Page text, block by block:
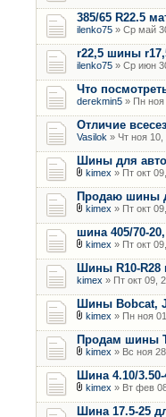
385/65 R22.5
ilenko75 » Ср май
r22,5 шины
ilenko75 » Ср июн
Что
derekmin5 » Пн ноя
Отличие
Vasilok » Чт ноя 10,
Шины для
kimex » Пт окт
Продаю шины
kimex » Пт окт
шина 405/70-
kimex » Пт окт
Шины R10-R28
kimex » Пт окт 09,
Шины Bobcat,
kimex » Пн ноя
Продам шины
kimex » Вс ноя
Шина 4.10/3.50-
kimex » Вт фев
Шина 17.5-25